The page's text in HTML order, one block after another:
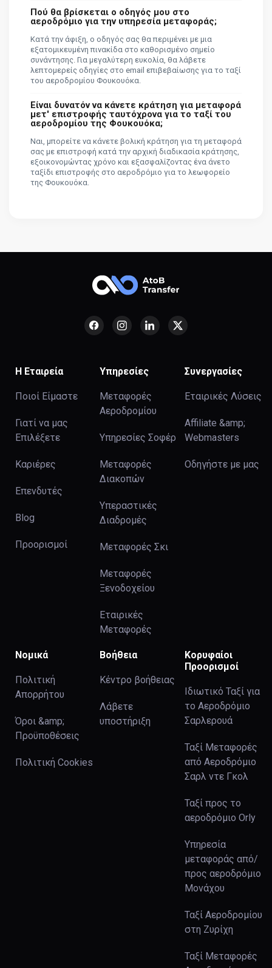
Πού θα βρίσκεται ο οδηγός μου στο
αεροδρόμιο για την υπηρεσία μεταφοράς;
Κατά την άφιξη, ο οδηγός σας θα περιμένει με μια
εξατομικευμένη πινακίδα στο καθορισμένο σημείο
συνάντησης. Για μεγαλύτερη ευκολία, θα λάβετε
λεπτομερείς οδηγίες στο email επιβεβαίωσης για το ταξί
του αεροδρομίου Φουκουόκα.
Είναι δυνατόν να κάνετε κράτηση για μεταφορά
μετ' επιστροφής ταυτόχρονα για το ταξί του
αεροδρομίου της Φουκουόκα;
Ναι, μπορείτε να κάνετε βολική κράτηση για τη μεταφορά
σας με επιστροφή κατά την αρχική διαδικασία κράτησης,
εξοικονομώντας χρόνο και εξασφαλίζοντας ένα άνετο
ταξίδι επιστροφής στο αεροδρόμιο για το λεωφορείο
της Φουκουόκα.
Η Εταιρεία
Ποιοί Είμαστε
Γιατί να μας
Επιλέξετε
Καριέρες
Επενδυτές
Blog
Προορισμοί
Υπηρεσίες
Μεταφορές
Αεροδρομίου
Υπηρεσίες Σοφέρ
Μεταφορές
Διακοπών
Υπεραστικές
Διαδρομές
Μεταφορές Σκι
Μεταφορές
Ξενοδοχείου
Εταιρικές
Μεταφορές
Συνεργασίες
Εταιρικές Λύσεις
Affiliate &amp;
Webmasters
Οδηγήστε με μας
Νομικά
Πολιτική
Απορρήτου
Όροι &amp;
Προϋποθέσεις
Πολιτική Cookies
Βοήθεια
Κέντρο βοήθειας
Λάβετε
υποστήριξη
Κορυφαίοι
Προορισμοί
Ιδιωτικό Ταξί για
το Αεροδρόμιο
Σαρλερουά
Ταξί Μεταφορές
από Αεροδρόμιο
Σαρλ ντε Γκολ
Ταξί προς το
αεροδρόμιο Orly
Υπηρεσία
μεταφοράς από/
προς αεροδρόμιο
Μονάχου
Ταξί Αεροδρομίου
στη Ζυρίχη
Ταξί Μεταφορές